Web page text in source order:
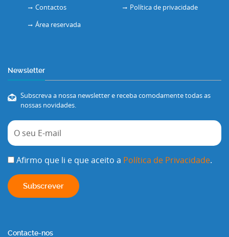
Contactos
Política de privacidade
Área reservada
Newsletter
Subscreva a nossa newsletter e receba comodamente todas as
nossas novidades.
Afirmo que li e que aceito a Política de Privacidade.
Contacte-nos